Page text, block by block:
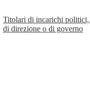
Titolari di incarichi politici,
di direzione o di governo